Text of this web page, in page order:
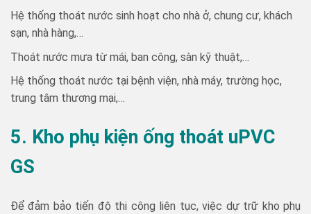
Hệ thống thoát nước sinh hoạt cho nhà ở, chung cư, khách
sạn, nhà hàng,…
Thoát nước mưa từ mái, ban công, sàn kỹ thuật,…
Hệ thống thoát nước tại bệnh viện, nhà máy, trường học,
trung tâm thương mại,…
5. Kho phụ kiện ống thoát uPVC
GS
Để đảm bảo tiến độ thi công liên tục, việc dự trữ kho phụ